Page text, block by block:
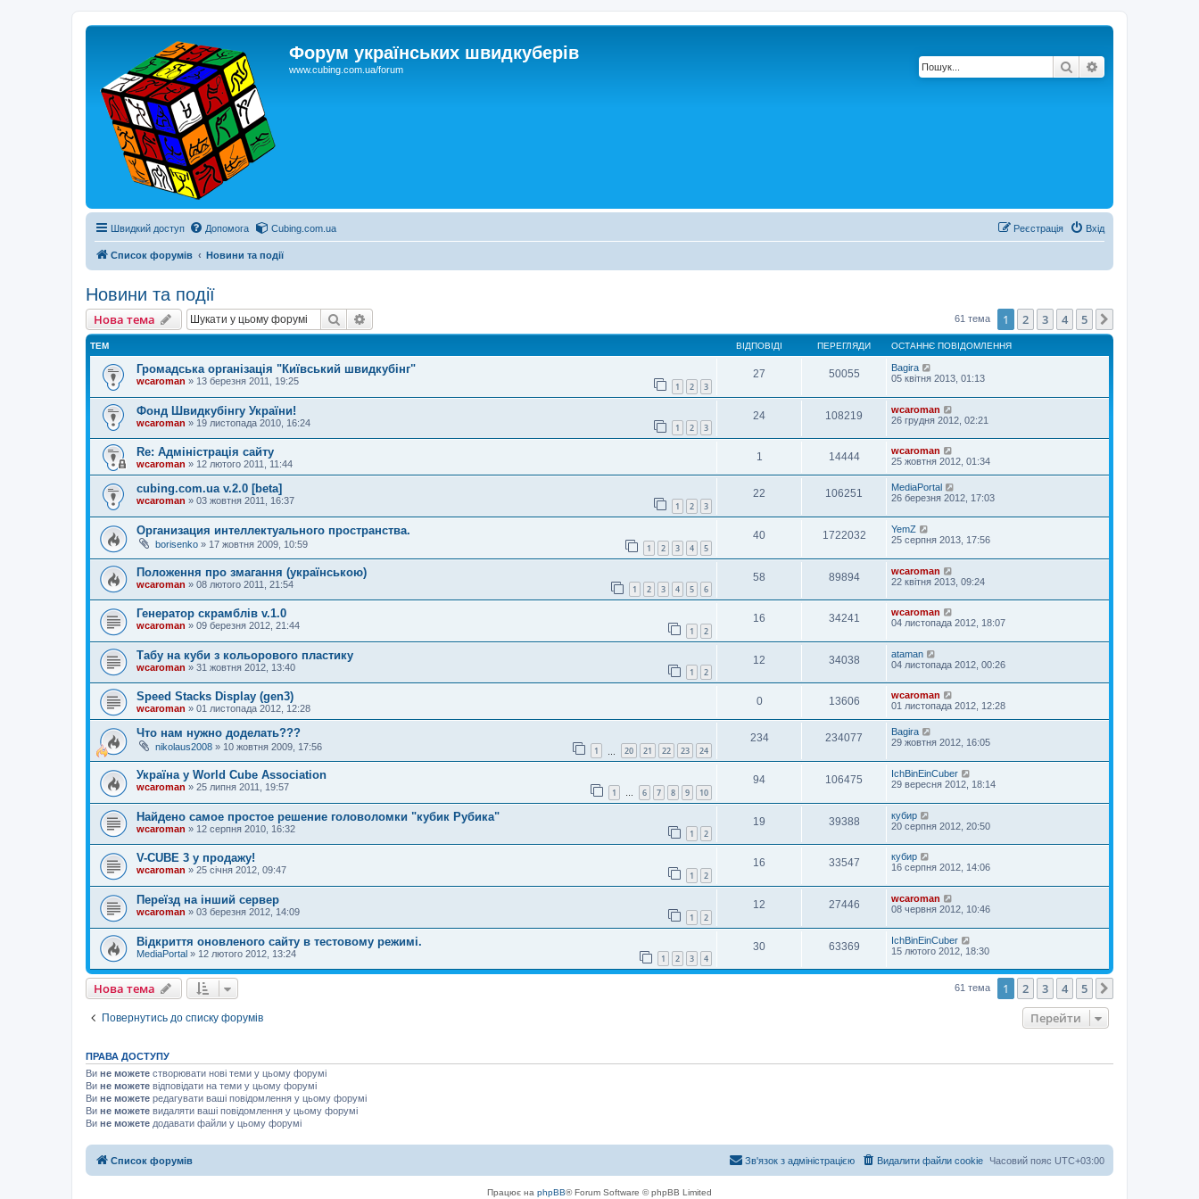
Форум українських швидкуберів
www.cubing.com.ua/forum Пошук
Швидкий доступ Допомога Cubing.com.ua Вхід
Реєстрація
Список форумів Новини та події
Новини та події
Нова тема Пошук 61 тема 1 2 3 4 5
ТЕМ ВІДПОВІДІ ПЕРЕГЛЯДИ ОСТАННЄ ПОВІДОМЛЕННЯ
Громадська організація "Київський швидкубінг"
wcaroman » 13 березня 2011, 19:25 1 2 3
27 50055
Bagira
05 квітня 2013, 01:13
Фонд Швидкубінгу України!
wcaroman » 19 листопада 2010, 16:24 1 2 3
24 108219
wcaroman
26 грудня 2012, 02:21
Re: Адміністрація сайту
wcaroman » 12 лютого 2011, 11:44
1 14444
wcaroman
25 жовтня 2012, 01:34
cubing.com.ua v.2.0 [beta]
wcaroman » 03 жовтня 2011, 16:37 1 2 3
22 106251
MediaPortal
26 березня 2012, 17:03
Организация интеллектуального пространства.
borisenko » 17 жовтня 2009, 10:59 1 2 3 4 5
40 1722032
YemZ
25 серпня 2013, 17:56
Положення про змагання (українською)
wcaroman » 08 лютого 2011, 21:54 1 2 3 4 5 6
58 89894
wcaroman
22 квітня 2013, 09:24
Генератор скрамблів v.1.0
wcaroman » 09 березня 2012, 21:44 1 2
16 34241
wcaroman
04 листопада 2012, 18:07
Табу на куби з кольорового пластику
wcaroman » 31 жовтня 2012, 13:40 1 2
12 34038
ataman
04 листопада 2012, 00:26
Speed Stacks Display (gen3)
wcaroman » 01 листопада 2012, 12:28
0 13606
wcaroman
01 листопада 2012, 12:28
Что нам нужно доделать???
nikolaus2008 » 10 жовтня 2009, 17:56 1 20 21 22 23 24
234 234077
Bagira
29 жовтня 2012, 16:05
Україна у World Cube Association
wcaroman » 25 липня 2011, 19:57 1 … 6 7 8 9 10
94 106475
IchBinEinCuber
29 вересня 2012, 18:14
Найдено самое простое решение головоломки "кубик Рубика"
wcaroman » 12 серпня 2010, 16:32 1 2
19 39388
кубир
20 серпня 2012, 20:50
V-CUBE 3 у продажу!
wcaroman » 25 січня 2012, 09:47 1 2
16 33547
кубир
16 серпня 2012, 14:06
Переїзд на інший сервер
wcaroman » 03 березня 2012, 14:09 1 2
12 27446
wcaroman
08 червня 2012, 10:46
Відкриття оновленого сайту в тестовому режимі.
MediaPortal » 12 лютого 2012, 13:24 1 2 3 4
30 63369
IchBinEinCuber
15 лютого 2012, 18:30
Нова тема 61 тема 1 2 3 4 5
Повернутись до списку форумів Перейти
ПРАВА ДОСТУПУ
Ви не можете створювати нові теми у цьому форумі
Ви не можете відповідати на теми у цьому форумі
Ви не можете редагувати ваші повідомлення у цьому форумі
Ви не можете видаляти ваші повідомлення у цьому форумі
Ви не можете додавати файли у цьому форумі
Список форумів Часовий пояс UTC+03:00
Видалити файли cookie
Зв'язок з адміністрацією
Працює на phpBB® Forum Software © phpBB Limited